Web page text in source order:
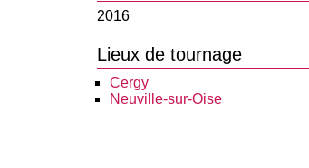
2016
Lieux de tournage
Cergy
Neuville-sur-Oise